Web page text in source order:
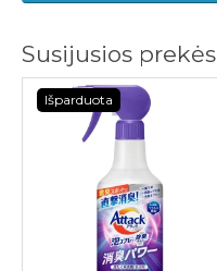
Susijusios prekės
Išparduota